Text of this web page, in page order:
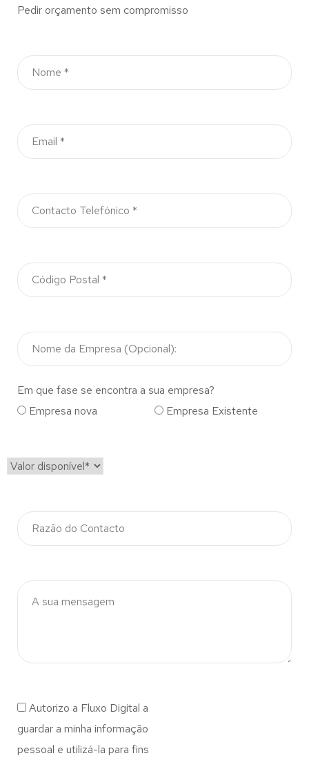
Pedir orçamento sem compromisso
Em que fase se encontra a sua empresa?
Empresa nova
Empresa Existente
Autorizo a Fluxo Digital a
guardar a minha informação
pessoal e utilizá-la para fins